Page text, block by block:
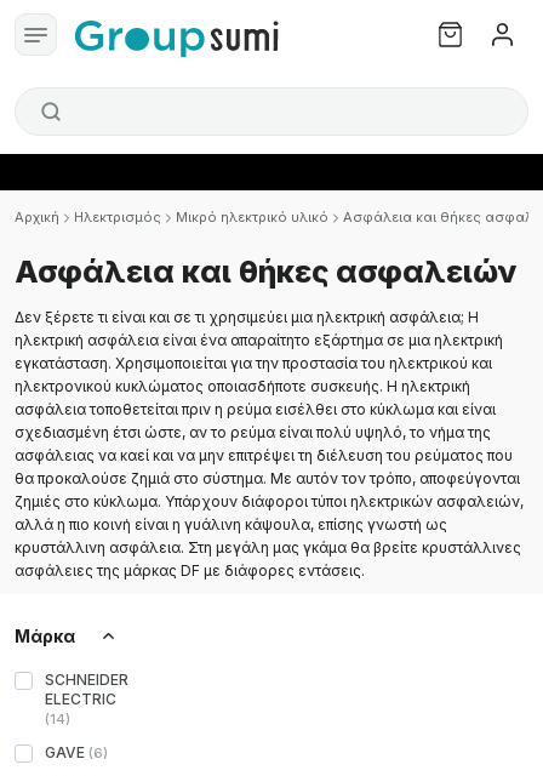
Αρχική Ηλεκτρισμός Μικρό ηλεκτρικό υλικό Ασφάλεια και θήκες
Ασφάλεια και θήκες ασφαλειών
Δεν ξέρετε τι είναι και σε τι χρησιμεύει μια ηλεκτρική ασφάλεια; Η
ηλεκτρική ασφάλεια είναι ένα απαραίτητο εξάρτημα σε μια ηλεκτρική
εγκατάσταση. Χρησιμοποιείται για την προστασία του ηλεκτρικού και
ηλεκτρονικού κυκλώματος οποιασδήποτε συσκευής. Η ηλεκτρική
ασφάλεια τοποθετείται πριν η ρεύμα εισέλθει στο κύκλωμα και είναι
σχεδιασμένη έτσι ώστε, αν το ρεύμα είναι πολύ υψηλό, το νήμα της
ασφάλειας να καεί και να μην επιτρέψει τη διέλευση του ρεύματος που
θα προκαλούσε ζημιά στο σύστημα. Με αυτόν τον τρόπο, αποφεύγονται
ζημιές στο κύκλωμα. Υπάρχουν διάφοροι τύποι ηλεκτρικών ασφαλειών,
αλλά η πιο κοινή είναι η γυάλινη κάψουλα, επίσης γνωστή ως
κρυστάλλινη ασφάλεια. Στη μεγάλη μας γκάμα θα βρείτε κρυστάλλινες
ασφάλειες της μάρκας DF με διάφορες εντάσεις.
Μάρκα
SCHNEIDER
ELECTRIC
(14)
GAVE (6)